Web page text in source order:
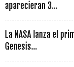
aparecieran 3...
La NASA lanza el
Genesis...